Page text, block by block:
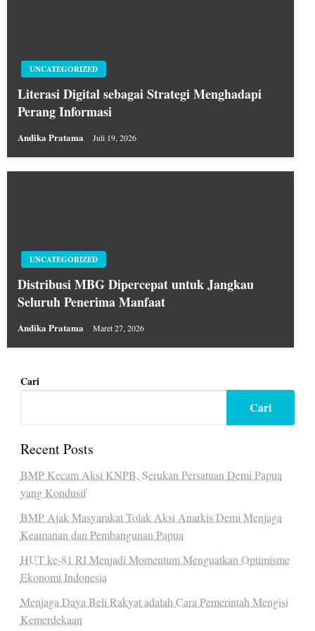
UNCATEGORIZED
Literasi Digital sebagai Strategi Menghadapi
Perang Informasi
Andika Pratama Juli 19, 2026
UNCATEGORIZED
Distribusi MBG Dipercepat untuk Jangkau
Seluruh Penerima Manfaat
Andika Pratama Maret 27, 2026
Cari
Cari
Recent Posts
BMP Kecam Aksi KNPB, Serukan Persatuan Demi Papua
yang Kondusif
BMP Ajak Masyarakat Tolak Aksi Anarkis Demi Menjaga
Keamanan dan Pembangunan Papua
HUT ke-81 RI Menjadi Momentum Menguatkan Optimisme
Ekonomi Indonesia
Menjaga Daya Beli Rakyat adalah Cara Pemerintah Mengisi
Kemerdekaan